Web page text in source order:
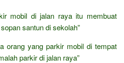
mobil di jalan raya itu membuat
santun di sekolah”
orang yang parkir mobil di tempat
parkir di jalan raya”